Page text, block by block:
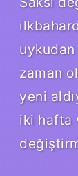
uykudan
zaman
yeni
iki hafta